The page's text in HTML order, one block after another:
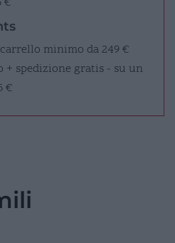
minimo da 249 €
+ spedizione gratis - su un
€